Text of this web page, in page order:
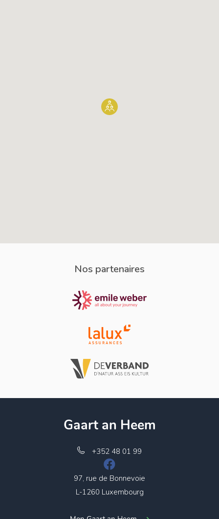
Nos partenaires
Gaart an Heem
+352 48 01 99
97, rue de Bonnevoie
L-1260 Luxembourg